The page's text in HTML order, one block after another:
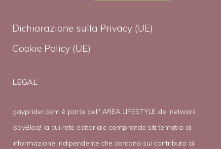
Dichiarazione sulla Privacy (UE)
Cookie Policy (UE)
LEGAL
gayprider.com è parte dell' AREA LIFESTYLE del network
IsayBlog! la cui rete editoriale comprende siti tematici di
informazione indipendente che contano sul contributo di